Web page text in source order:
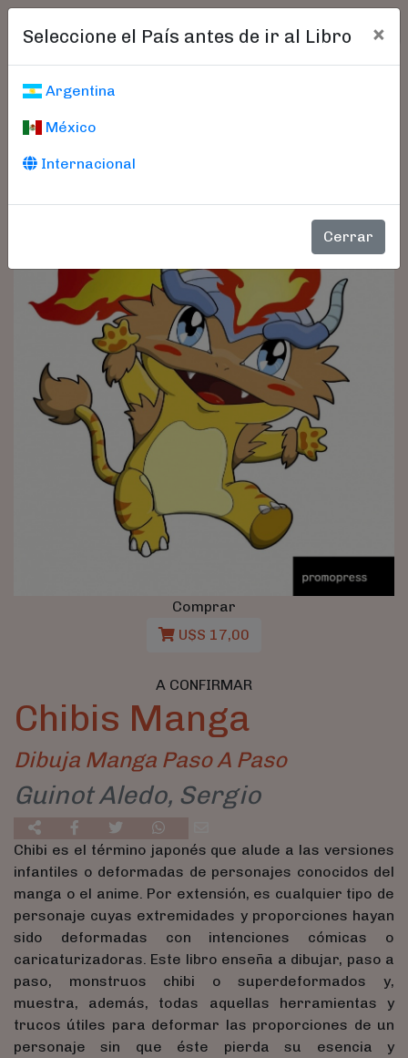
Seleccione el País antes de ir al Libro ×
Argentina
México
Internacional
Cerrar
Comprar
U$S 17,00
A CONFIRMAR
Chibis Manga
Dibuja Manga Paso A Paso
Guinot Aledo, Sergio
Chibi es el término japonés que alude a las versiones
infantiles o deformadas de personajes conocidos del
manga o el anime. Por extensión, es cualquier tipo de
personaje cuyas extremidades y proporciones hayan
sido deformadas con intenciones cómicas o
caricaturizadoras. Este libro enseña a dibujar, paso a
paso, monstruos chibi o superdeformados y,
muestra, además, todas aquellas herramientas y
trucos útiles para deformar las proporciones de un
personaje sin que éste pierda su esencia y